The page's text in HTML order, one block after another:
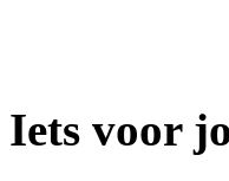
Iets voor